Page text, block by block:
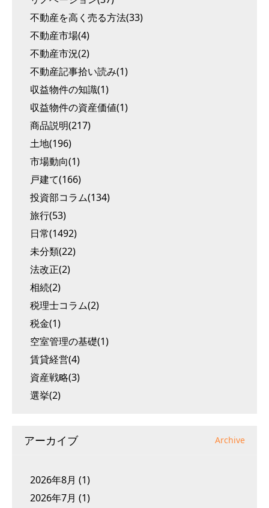
不動産を高く売る方法(33)
不動産市場(4)
不動産市況(2)
不動産記事拾い読み(1)
収益物件の知識(1)
収益物件の資産価値(1)
商品説明(217)
土地(196)
市場動向(1)
戸建て(166)
投資部コラム(134)
旅行(53)
日常(1492)
未分類(22)
法改正(2)
相続(2)
税理士コラム(2)
税金(1)
空室管理の基礎(1)
賃貸経営(4)
資産戦略(3)
選挙(2)
アーカイブ Archive
2026年8月 (1)
2026年7月 (1)